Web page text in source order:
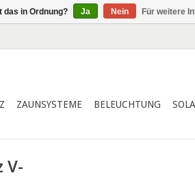
ZAUNSYSTEME BELEUCHTUNG
V-
das in Ordnung? Ja Nein Für weitere